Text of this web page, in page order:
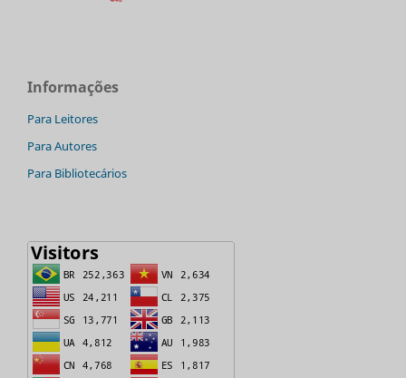
Informações
Para Leitores
Para Autores
Para Bibliotecários